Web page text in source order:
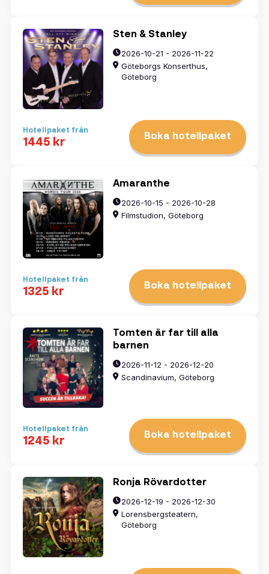
Sten & Stanley
2026-10-21 - 2026-11-22
Göteborgs Konserthus,
Göteborg
Hotellpaket från
1445 kr Boka hotellpaket
Amaranthe
2026-10-15 - 2026-10-28
Filmstudion, Göteborg
Hotellpaket från
1325 kr Boka hotellpaket
Tomten är far till alla
barnen
2026-11-12 - 2026-12-20
Scandinavium, Göteborg
Hotellpaket från
1245 kr Boka hotellpaket
Ronja Rövardotter
2026-12-19 - 2026-12-30
Lorensbergsteatern,
Göteborg